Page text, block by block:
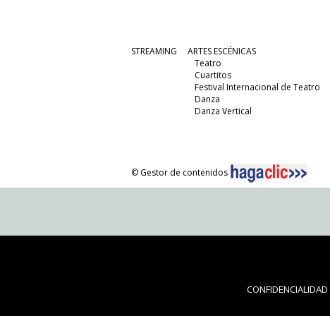
STREAMING
ARTES ESCÉNICAS
Teatro
Cuartitos
Festival Internacional de Teatro
Danza
Danza Vertical
© Gestor de contenidos
CONFIDENCIALIDAD